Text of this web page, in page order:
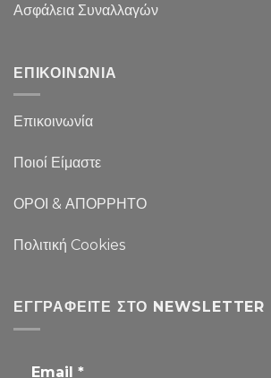
Ασφάλεια Συναλλαγών
ΕΠΙΚΟΙΝΩΝΙΑ
Επικοινωνία
Ποιοί Είμαστε
ΟΡΟΙ & ΑΠΟΡΡΗΤΟ
Πολιτική Cookies
ΕΓΓΡΑΦΕΊΤΕ ΣΤΟ NEWSLETTER
Email *